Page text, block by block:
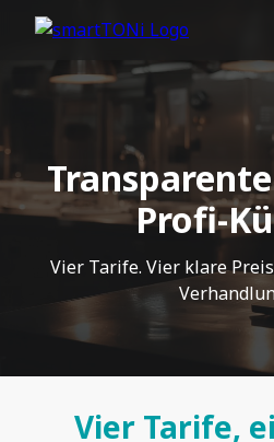
Profi-
Vier Tarife. Vier klare
Vier Tarife,